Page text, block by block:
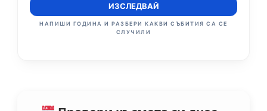
ИЗСЛЕДВАЙ
НАПИШИ ГОДИНА И РАЗБЕРИ КАКВИ СЪБИТИЯ СА СЕ
СЛУЧИЛИ